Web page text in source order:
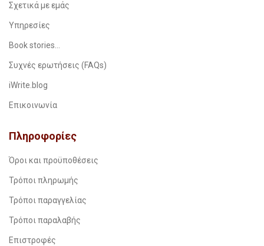
Σχετικά με εμάς
Υπηρεσίες
Book stories…
Συχνές ερωτήσεις (FAQs)
iWrite.blog
Επικοινωνία
Πληροφορίες
Όροι και προϋποθέσεις
Τρόποι πληρωμής
Τρόποι παραγγελίας
Τρόποι παραλαβής
Επιστροφές